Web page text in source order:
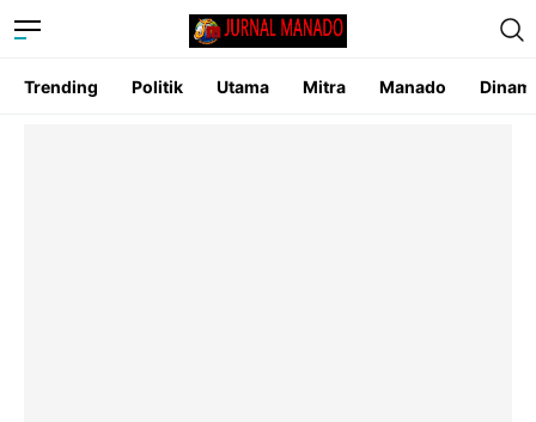
Trending Politik Utama Mitra Manado